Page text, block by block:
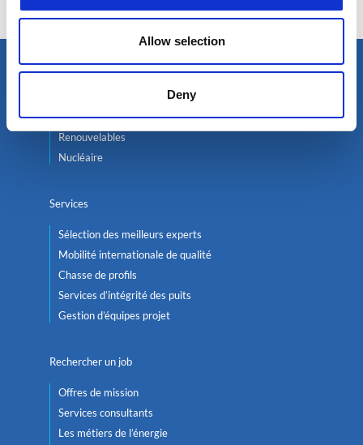
Allow selection
Deny
Pétrole & Gaz
Renouvelables
Nucléaire
Services
Sélection des meilleurs experts
Mobilité internationale de qualité
Chasse de profils
Services d’intégrité des puits
Gestion d’équipes projet
Rechercher un job
Offres de mission
Services consultants
Les métiers de l’énergie